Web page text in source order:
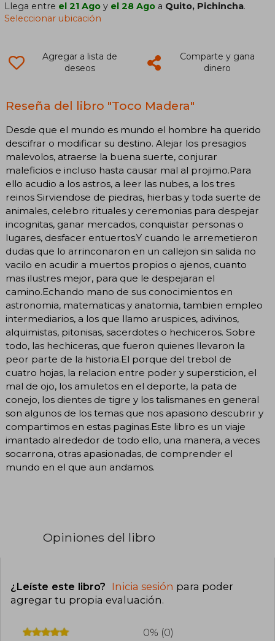
Llega entre el 21 Ago y el 28 Ago a Quito, Pichincha.
Seleccionar ubicación
Agregar a lista de
deseos
Comparte y gana
dinero
Reseña del libro "Toco Madera"
Desde que el mundo es mundo el hombre ha querido
descifrar o modificar su destino. Alejar los presagios
malevolos, atraerse la buena suerte, conjurar
maleficios e incluso hasta causar mal al projimo.Para
ello acudio a los astros, a leer las nubes, a los tres
reinos Sirviendose de piedras, hierbas y toda suerte de
animales, celebro rituales y ceremonias para despejar
incognitas, ganar mercados, conquistar personas o
lugares, desfacer entuertos.Y cuando le arremetieron
dudas que lo arrinconaron en un callejon sin salida no
vacilo en acudir a muertos propios o ajenos, cuanto
mas ilustres mejor, para que le despejaran el
camino.Echando mano de sus conocimientos en
astronomia, matematicas y anatomia, tambien empleo
intermediarios, a los que llamo aruspices, adivinos,
alquimistas, pitonisas, sacerdotes o hechiceros. Sobre
todo, las hechiceras, que fueron quienes llevaron la
peor parte de la historia.El porque del trebol de
cuatro hojas, la relacion entre poder y supersticion, el
mal de ojo, los amuletos en el deporte, la pata de
conejo, los dientes de tigre y los talismanes en general
son algunos de los temas que nos apasiono descubrir y
compartimos en estas paginas.Este libro es un viaje
imantado alrededor de todo ello, una manera, a veces
socarrona, otras apasionadas, de comprender el
mundo en el que aun andamos.
Opiniones del libro
¿Leíste este libro? Inicia sesión para poder
agregar tu propia evaluación.
0% (0)